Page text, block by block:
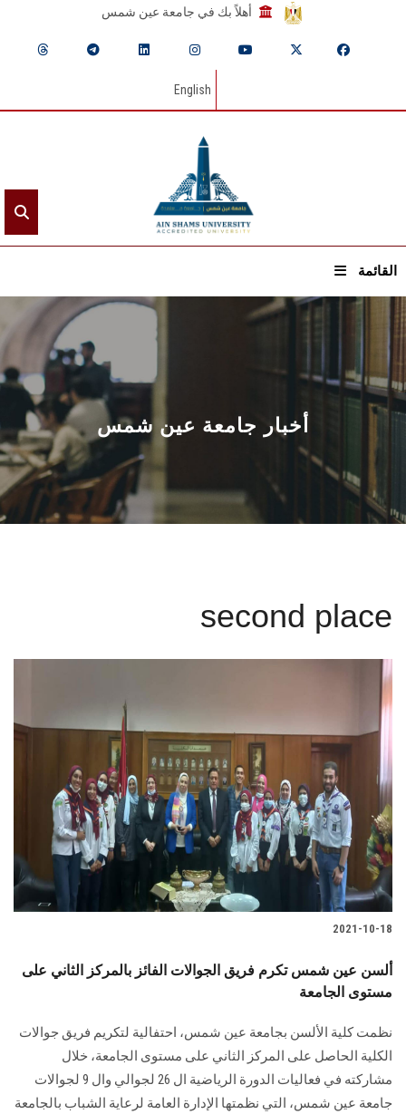
أهلاً بك في جامعة عين شمس
English
القائمة
الرئيسيـة
عن الجامعة
القطاعـات
الشئون الأكاديمية
البحث العلمي
الإعلام
تواصل معنا
هيئة التدريس
الخريجين
الزائـرون
أخبار جامعة عين شمس
second place
2021-10-18
ألسن عين شمس تكرم فريق الجوالات الفائز بالمركز الثاني على
مستوى الجامعة
نظمت كلية الألسن بجامعة عين شمس، احتفالية لتكريم فريق جوالات
الكلية الحاصل على المركز الثاني على مستوى الجامعة، خلال
مشاركته في فعاليات الدورة الرياضية ال 26 لجوالي وال 9 لجوالات
جامعة عين شمس، التي نظمتها الإدارة العامة لرعاية الشباب بالجامعة